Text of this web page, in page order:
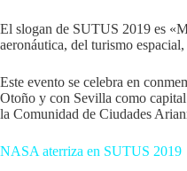
El slogan de SUTUS 2019 es
aeronáutica, del turismo
Este evento se celebra en
Otoño y con Sevilla como
la Comunidad de Ciudades
NASA aterriza en SUTUS 2019